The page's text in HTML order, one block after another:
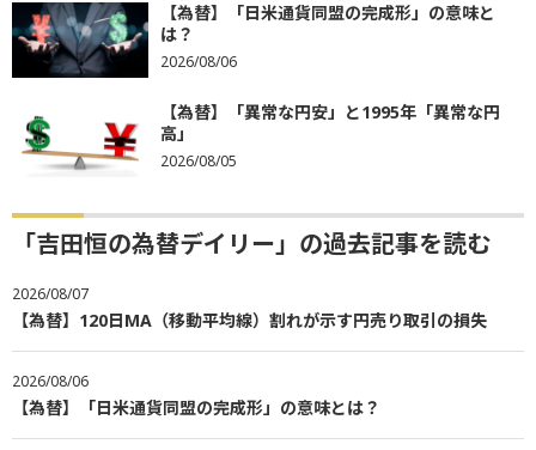
【為替】「日米通貨同盟の完成形」の意味と
は？
2026/08/06
【為替】「異常な円安」と1995年「異常な円
高」
2026/08/05
「吉田恒の為替デイリー」の過去記事を読む
2026/08/07
【為替】120日MA（移動平均線）割れが示す円売り取引の損失
2026/08/06
【為替】「日米通貨同盟の完成形」の意味とは？